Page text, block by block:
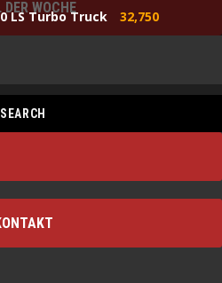
DER WOCHE
LS Turbo Truck 32,750